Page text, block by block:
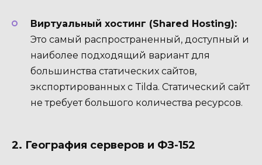
Виртуальный хостинг (Shared Hosting):
Это самый распространенный, доступный и
наиболее подходящий вариант для
большинства статических сайтов,
экспортированных с Tilda. Статический сайт
не требует большого количества ресурсов.
2. География серверов и ФЗ-152